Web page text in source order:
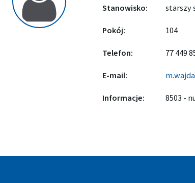
Stanowisko: starszy
Pokój: 104
Telefon: 77 449
E-mail:
Informacje: 8503 -